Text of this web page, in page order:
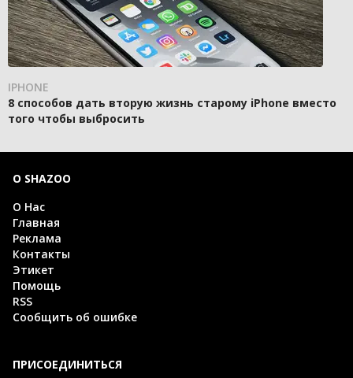
IPHONE
8 способов дать вторую жизнь старому iPhone вместо
того чтобы выбросить
О SHAZOO
О Нас
Главная
Реклама
Контакты
Этикет
Помощь
RSS
Сообщить об ошибке
ПРИСОЕДИНИТЬСЯ